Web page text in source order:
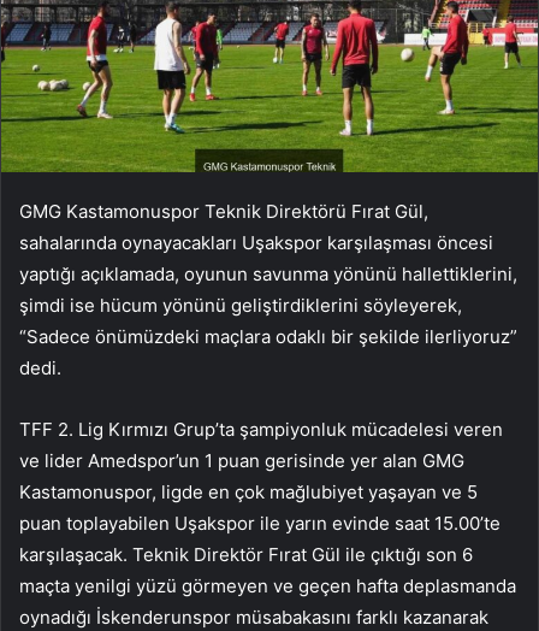
GMG Kastamonuspor Teknik Direktörü Fırat Gül,
sahalarında oynayacakları Uşakspor karşılaşması öncesi
yaptığı açıklamada, oyunun savunma yönünü hallettiklerini,
şimdi ise hücum yönünü geliştirdiklerini söyleyerek,
“Sadece önümüzdeki maçlara odaklı bir şekilde ilerliyoruz”
dedi.
TFF 2. Lig Kırmızı Grup’ta şampiyonluk mücadelesi veren
ve lider Amedspor’un 1 puan gerisinde yer alan GMG
Kastamonuspor, ligde en çok mağlubiyet yaşayan ve 5
puan toplayabilen Uşakspor ile yarın evinde saat 15.00’te
karşılaşacak. Teknik Direktör Fırat Gül ile çıktığı son 6
maçta yenilgi yüzü görmeyen ve geçen hafta deplasmanda
oynadığı İskenderunspor müsabakasını farklı kazanarak